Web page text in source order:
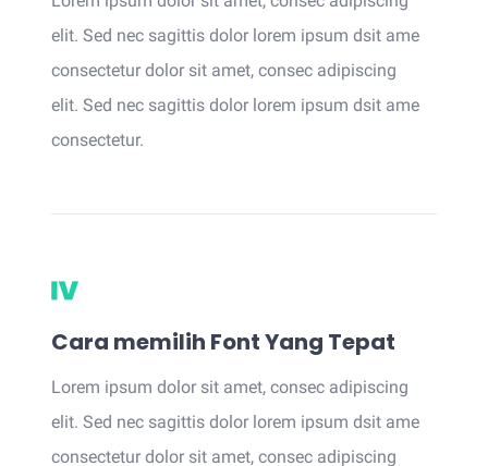
elit. Sed nec sagittis dolor lorem ipsum dsit ame
consectetur dolor sit amet, consec adipiscing
elit. Sed nec sagittis dolor lorem ipsum dsit ame
consectetur.
Cara memilih Font Yang Tepat
Lorem ipsum dolor sit amet, consec adipiscing
elit. Sed nec sagittis dolor lorem ipsum dsit ame
consectetur dolor sit amet, consec adipiscing